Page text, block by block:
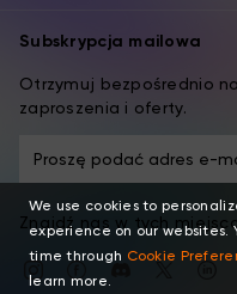
Subskrypcja mailowa
Otrzymuj bezpośrednio
zaproszenia i oferty.
Znajdź nas w tych
We use cookies to
experience on our
time through Cookie
learn more.